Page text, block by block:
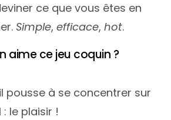
ce que vous êtes en
Simple,efficace,hot.
aime ce jeu coquin ?
pousse à se concentrer sur
: le plaisir !